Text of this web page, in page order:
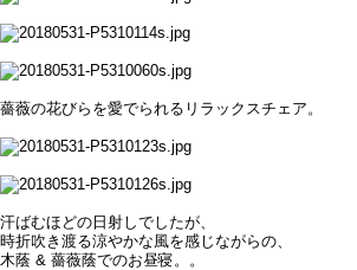
薔薇の花びらを愛でられるリラックスチェア。
汗ばむほどの日射しでしたが、
時折吹き渡る涼やかな風を感じながらの、
木蔭 & 薔薇蔭でのお昼寝。。